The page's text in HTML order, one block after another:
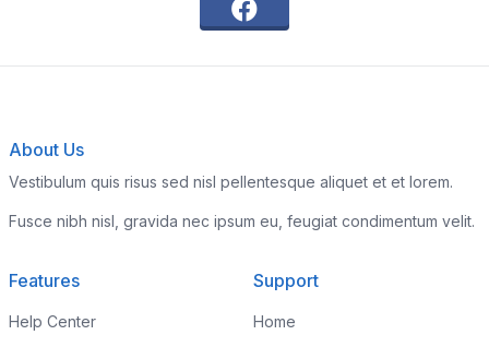
About Us
Vestibulum quis risus sed nisl pellentesque aliquet et et lorem.
Fusce nibh nisl, gravida nec ipsum eu, feugiat condimentum velit.
Features
Help Center
Support
Home